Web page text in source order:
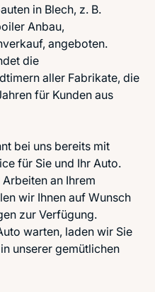
in Blech, z. B.
Anbau,
angeboten.
die
aller Fabrikate, die
für Kunden aus
bei uns bereits mit
für Sie und Ihr Auto.
an Ihrem
wir Ihnen auf Wunsch
zur Verfügung.
warten, laden wir Sie
unserer gemütlichen